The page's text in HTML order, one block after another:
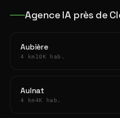
Agence IA près de
Aubière
4 km 10K hab.
Aulnat
4 km4K hab.